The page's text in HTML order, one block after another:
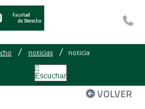
noticias noticia
Escuchar
VOLVER